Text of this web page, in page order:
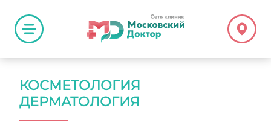
КОСМЕТОЛОГИЯ
ДЕРМАТОЛОГИЯ